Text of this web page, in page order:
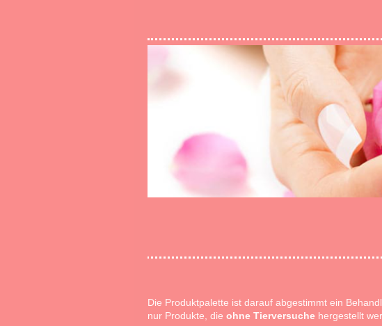
Die Produktpalette ist darauf abgestimmt ein
nur Produkte, dieohne Tierversuche hergestellt